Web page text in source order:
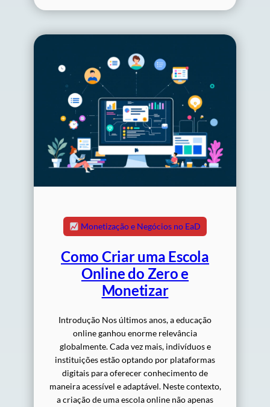
Monetização e Negócios no EaD
Como Criar uma Escola
Online do Zero e
Monetizar
Introdução Nos últimos anos, a educação
online ganhou enorme relevância
globalmente. Cada vez mais, indivíduos e
instituições estão optando por plataformas
digitais para oferecer conhecimento de
maneira acessível e adaptável. Neste contexto,
a criação de uma escola online não apenas